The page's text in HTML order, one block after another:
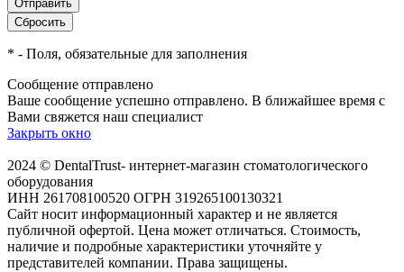
* - Поля, обязательные для заполнения
Сообщение отправлено
Ваше сообщение успешно отправлено. В ближайшее время с
Вами свяжется наш специалист
Закрыть окно
2024 © DentalTrust- интернет-магазин стоматологического
оборудования
ИНН 261708100520 ОГРН 319265100130321
Сайт носит информационный характер и не является
публичной офертой. Цена может отличаться. Стоимость,
наличие и подробные характеристики уточняйте у
представителей компании. Права защищены.